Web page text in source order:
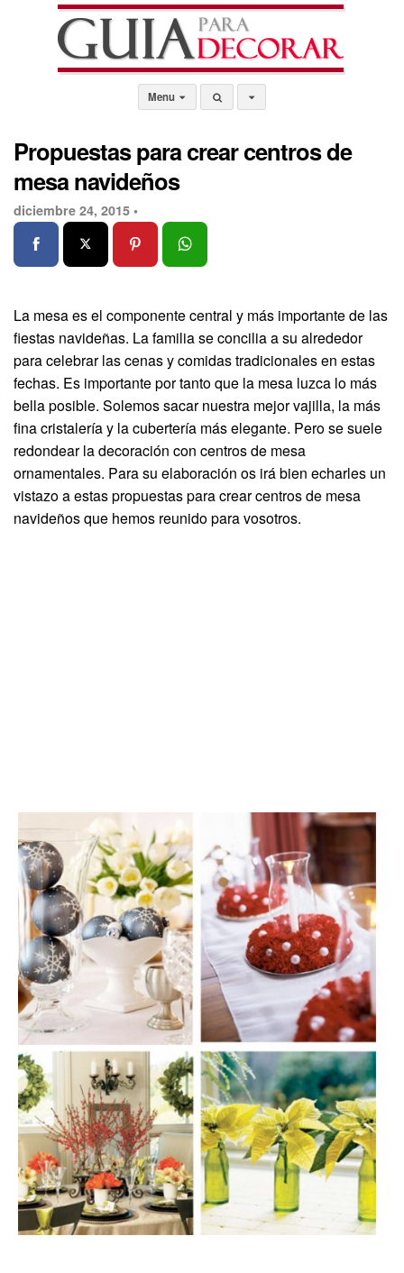
Menu
Propuestas para crear centros de
mesa navideños
diciembre 24, 2015 •
La mesa es el componente central y más importante de las
fiestas navideñas. La familia se concilia a su alrededor
para celebrar las cenas y comidas tradicionales en estas
fechas. Es importante por tanto que la mesa luzca lo más
bella posible. Solemos sacar nuestra mejor vajilla, la más
fina cristalería y la cubertería más elegante. Pero se suele
redondear la decoración con centros de mesa
ornamentales. Para su elaboración os irá bien echarles un
vistazo a estas propuestas para crear centros de mesa
navideños que hemos reunido para vosotros.